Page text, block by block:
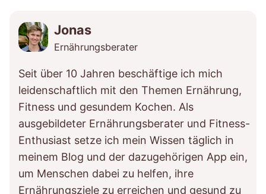
Jonas
Ernährungsberater
Seit über 10 Jahren beschäftige ich mich
leidenschaftlich mit den Themen Ernährung,
Fitness und gesundem Kochen. Als
ausgebildeter Ernährungsberater und Fitness-
Enthusiast setze ich mein Wissen täglich in
meinem Blog und der dazugehörigen App ein,
um Menschen dabei zu helfen, ihre
Ernährungsziele zu erreichen und gesund zu